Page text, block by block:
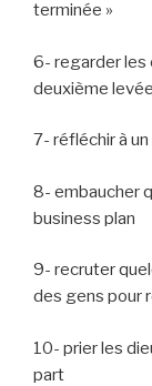
terminée »
6- regarder les
deuxième
7- réfléchir à
8- embaucher
business plan
9- recruter
des gens pour
10- prier les
part